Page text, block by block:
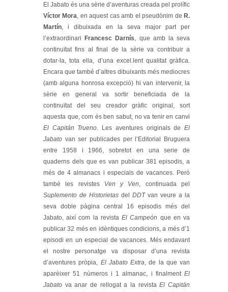
El Jabato és una sèrie d’aventuras creada pel prolífic
Víctor Mora, en aquest cas amb el pseudònim de R.
Martín, i dibuixada en la seva major part per
l’extraordinari
Francesc Darnís, que amb la seva
continuïtat fins al final de la sèrie va contribuir a
dotar-la, tota ella, d’una excel.lent qualitat gràfica.
Encara que també d’altres dibuixants més mediocres
(amb alguna honrosa excepció) hi van intervenir, la
sèrie en general va sortir beneficiada de la
continuïtat del seu creador gràfic original, sort
aquesta que, com és ben sabut, no va tenir en canvi
El Capitán Trueno. Les aventures originals deEl
Jabato van ser publicades per l’Editorial Bruguera
entre 1958 i 1966, sobretot en una serie de
quaderns dels que es van publicar 381 episodis, a
més de 4 almanacs i especials de vacances. Però
també les revistes Ven y Ven, continuada pel
Suplemento de Historietas del DDTvan veure a la
seva doble pàgina central 16 episodis més del
Jabato, així com la revistaEl Campeón que en va
publicar 32 més en idèntiques condicions, a més d’1
episodi en un especial de vacances. Més endavant
el nostre personatge va disposar d’una revista
d’aventures pròpia, El Jabato Extra, de la que van
aparèixer 51 números i 1 almanac, i finalment El
Jabato va anar de rellogat a la revistaEl Capitán